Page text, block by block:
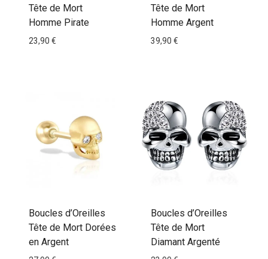
Tête de Mort
Homme Pirate
23,90 €
Tête de Mort
Homme Argent
39,90 €
Boucles d’Oreilles
Tête de Mort Dorées
en Argent
Boucles d’Oreilles
Tête de Mort
Diamant Argenté